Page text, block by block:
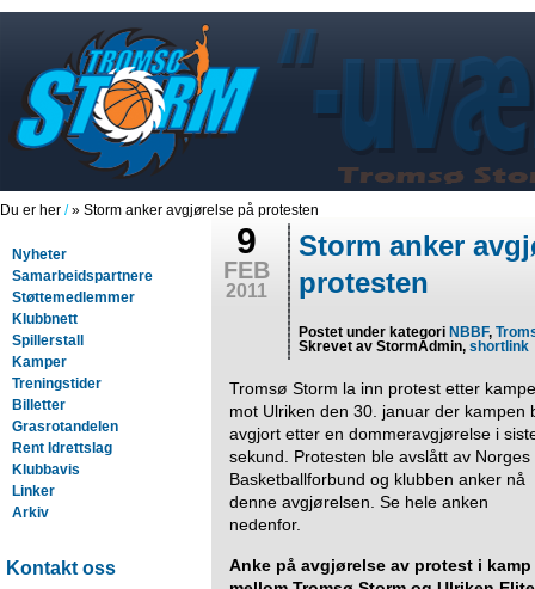
Du er her /» Storm anker avgjørelse på protesten
Nyheter
Samarbeidspartnere
Støttemedlemmer
Klubbnett
Spillerstall
Kamper
Treningstider
Billetter
Grasrotandelen
Rent Idrettslag
Klubbavis
Linker
Arkiv
Kontakt oss
9
FEB
2011
Storm anker
protesten
Postet under kategori NBBF,
Skrevet av StormAdmin,shortlink
Tromsø Storm la inn protest etter
mot Ulriken den 30. januar der kampen
avgjort etter en dommeravgjørelse i
sekund. Protesten ble avslått av Norges
Basketballforbund og klubben anker nå
denne avgjørelsen. Se hele anken
nedenfor.
Anke på avgjørelse av protest i kamp